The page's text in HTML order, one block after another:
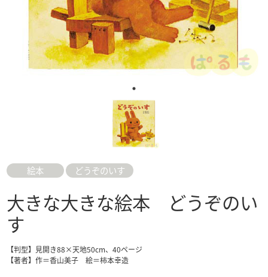
絵本 どうぞのいす
大きな大きな絵本 どうぞのい
す
【判型】見開き88×天地50cm、40ページ
【著者】作＝香山美子 絵＝柿本幸造